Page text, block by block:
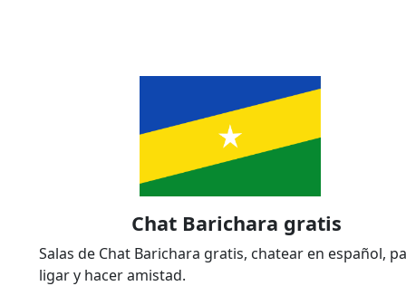
Chat Barichara gratis
Salas de Chat Barichara gratis, chatear en español,
ligar y hacer amistad.